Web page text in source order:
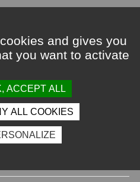
Calendrier des rentrées
and gives you
you want to activate
ACCEPT ALL
ALL COOKIES